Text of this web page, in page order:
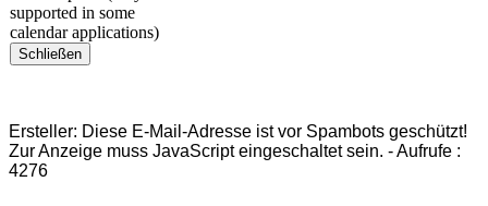
supported in some
calendar applications)
Schließen
Ersteller: Diese E-Mail-Adresse ist vor Spambots geschützt!
Zur Anzeige muss JavaScript eingeschaltet sein. -Aufrufe :
4276